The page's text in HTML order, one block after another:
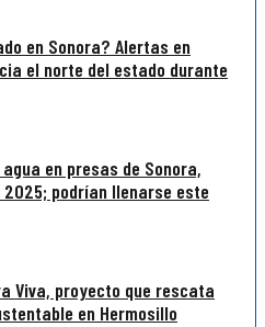
en Sonora? Alertas en
el norte del estado durante
en presas de Sonora,
podrían llenarse este
Viva, proyecto que rescata
en Hermosillo